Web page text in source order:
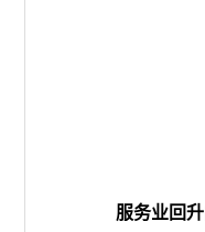
服务业回